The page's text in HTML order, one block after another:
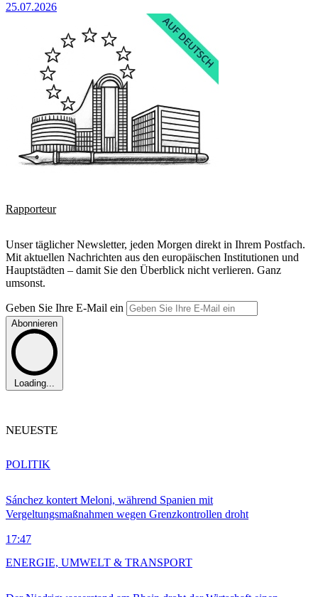
25.07.2026
Rapporteur
Unser täglicher Newsletter, jeden Morgen direkt in Ihrem Postfach.
Mit aktuellen Nachrichten aus den europäischen Institutionen und
Hauptstädten – damit Sie den Überblick nicht verlieren. Ganz
umsonst.
Geben Sie Ihre E-Mail ein
Abonnieren
Loading...
NEUESTE
Sánchez kontert Meloni, während Spanien mit
Vergeltungsmaßnahmen wegen Grenzkontrollen droht
17:47
POLITIK
ENERGIE, UMWELT & TRANSPORT